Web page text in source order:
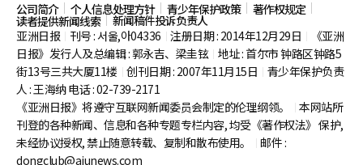
公司简介 个人信息处理方针 青少年保护政策 著作权规定
读者提供新闻线索
新闻稿件投诉负责人
亚洲日报
刊号 : 서울,아04336 注册日期 : 2014年12月29日
《亚洲
日报》发行人及总编辑 : 郭永吉、梁圭铉 地址 : 首尔市钟路区钟路5
街13号三共大厦11楼 创刊日期 : 2007年11月15日
青少年保护负责
人 : 王海纳 电话 : 02-739-2171
《亚洲日报》将遵守互联网新闻委员会制定的伦理纲领。
本网站所
刊登的各种新闻、信息和各种专题专栏内容, 均受《著作权法》 保护,
未经协议授权, 禁止随意转载、复制和散布使用。
邮件 :
dongclub@ajunews.com